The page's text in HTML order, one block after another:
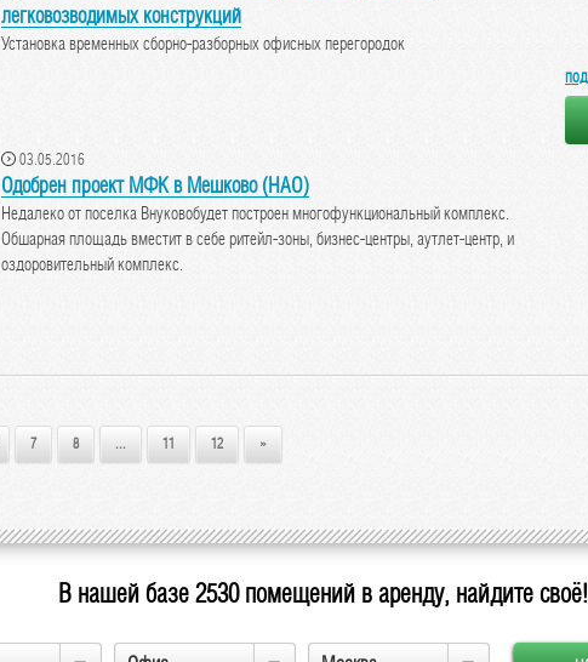
легковозводимых конструкций
Установка временных сборно-разборных офисных перегородок
03.05.2016
Одобрен проект МФК в Мешково (НАО)
Недалеко от поселка Внуковобудет построен многофункциональный комплекс.
Обшарная площадь вместит в себе ритейл-зоны, бизнес-центры, аутлет-центр, и
оздоровительный комплекс.
7 8 ... 11 12 »
В нашей базе 2530помещений в аренду, найдите своё!